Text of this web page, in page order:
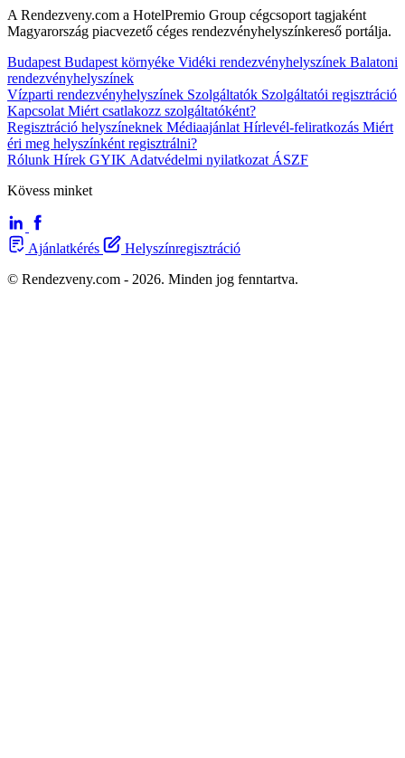
A Rendezveny.com a HotelPremio Group cégcsoport tagjaként
Magyarország piacvezető céges rendezvényhelyszínkereső portálja.
Budapest Budapest környéke Vidéki rendezvényhelyszínek Balatoni
rendezvényhelyszínek
Vízparti rendezvényhelyszínek Szolgáltatók Szolgáltatói regisztráció
Kapcsolat Miért csatlakozz szolgáltatóként?
Regisztráció helyszíneknek Médiaajánlat Hírlevél-feliratkozás Miért
éri meg helyszínként regisztrálni?
Rólunk Hírek GYIK Adatvédelmi nyilatkozat ÁSZF
Kövess minket
Ajánlatkérés
Helyszínregisztráció
© Rendezveny.com - 2026. Minden jog fenntartva.